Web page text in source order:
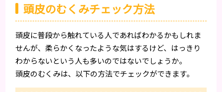
頭皮のむくみチェック方法
頭皮に普段から触れている人であればわかるかもしれま
せんが、柔らかくなったような気はするけど、はっきり
わからないという人も多いのではないでしょうか。
頭皮のむくみは、以下の方法でチェックができます。